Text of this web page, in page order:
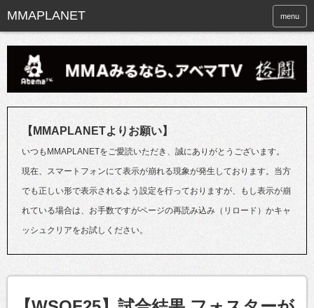
menu
【MMAPLANETよりお願い】
いつもMMAPLANETをご愛読いただき、誠にありがとうございます。
現在、スマートフォンにて表示が崩れる現象が発生しております。当方
でも正しい形で表示されるよう設定を行っておりますが、もし表示が崩
れている場合は、お手数ですがページの再読み込み（リロード）かキャ
ッシュクリアをお試しください。